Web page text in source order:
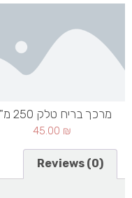
מרכך בריח טלק 250 מ"ל
45.00 ₪
Reviews (0)